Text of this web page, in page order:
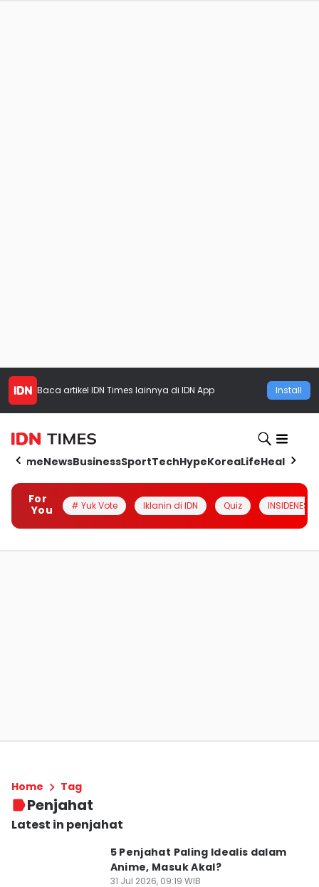
Baca artikel IDN Times lainnya di IDN App Install
HomeNewsBusinessSportTechHypeKoreaLifeHealth
For
You
# Yuk Vote Iklanin di IDN Quiz INSIDENESIA
Home Tag
Penjahat
Latest in penjahat
5 Penjahat Paling Idealis dalam
Anime, Masuk Akal?
31 Jul 2026, 09:19 WIB